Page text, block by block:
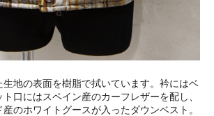
生地の表面を樹脂で拭いています。衿にはベ
口にはスペイン産のカーフレザーを配し、
のホワイトグースが入ったダウンベスト。